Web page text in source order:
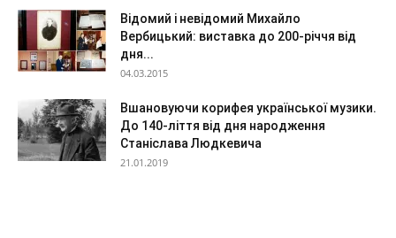
Відомий і невідомий Михайло
Вербицький: виставка до 200-річчя від
дня...
04.03.2015
Вшановуючи корифея української музики.
До 140-ліття від дня народження
Станіслава Людкевича
21.01.2019